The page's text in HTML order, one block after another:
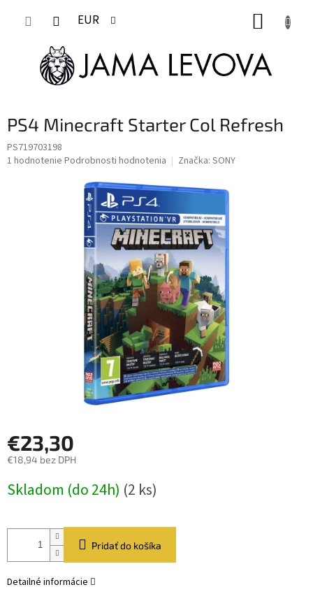
EUR
PS4 Minecraft Starter Col Refresh
PS719703198
Priemerné
1 hodnotenie Podrobnosti hodnotenia Značka: SONY
€23,30
€18,94 bez DPH
cena:
Skladom (do 24h) (2 ks)
Pridať do košíka
Detailné informácie